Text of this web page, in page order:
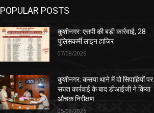
POPULAR POSTS
कुशीनगर: एसपी की बड़ी कार्रवाई, 28
पुलिसकर्मी लाइन हाजिर
07/08/2026
कुशीनगर: कसया थाने में दो सिपाहियों पर
सख्त कार्रवाई के बाद डीआईजी ने किया
औचक निरीक्षण
05/08/2026